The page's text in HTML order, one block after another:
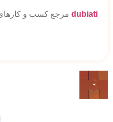
dubiati مرجع کسب و کارهای